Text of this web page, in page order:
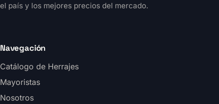
el país y los mejores precios del mercado.
Navegación
Catálogo de Herrajes
Mayoristas
Nosotros